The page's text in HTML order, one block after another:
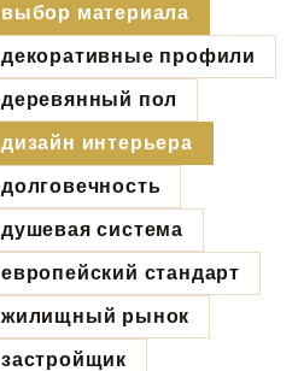
выбор материала
декоративные профили
деревянный пол
дизайн интерьера
долговечность
душевая система
европейский стандарт
жилищный рынок
застройщик